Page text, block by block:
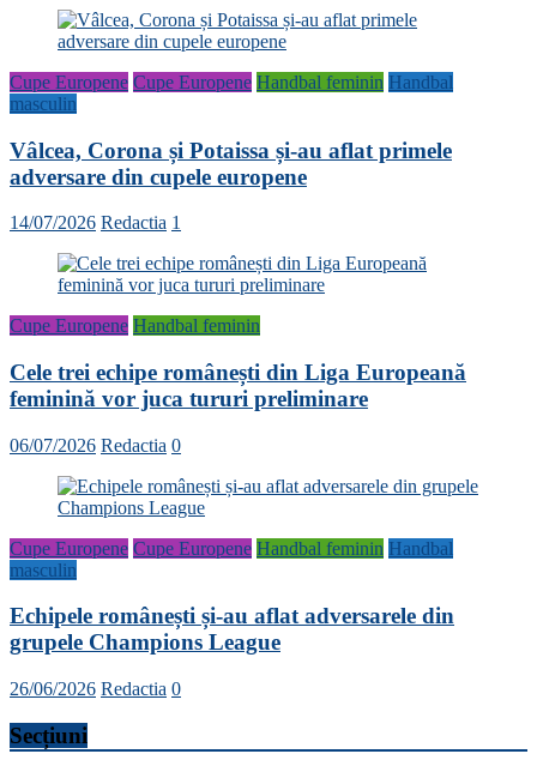
Cupe Europene Cupe Europene Handbal feminin Handbal
masculin
Vâlcea, Corona și Potaissa și-au aflat primele
adversare din cupele europene
14/07/2026 Redactia 1
Cupe Europene Handbal feminin
Cele trei echipe românești din Liga Europeană
feminină vor juca tururi preliminare
06/07/2026 Redactia 0
Cupe Europene Cupe Europene Handbal feminin Handbal
masculin
Echipele românești și-au aflat adversarele din
grupele Champions League
26/06/2026 Redactia 0
Secțiuni